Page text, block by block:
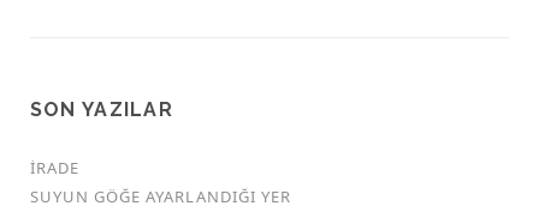
SON YAZILAR
İRADE
SUYUN GÖĞE AYARLANDIĞI YER